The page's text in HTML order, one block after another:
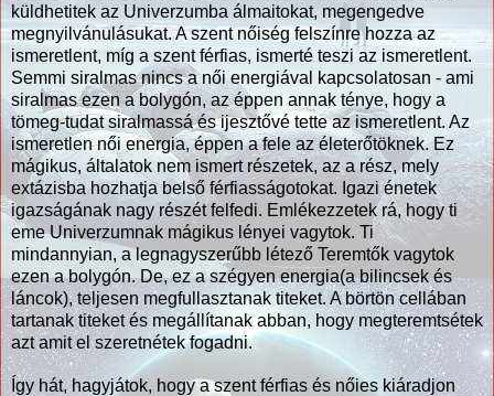
küldhetitek az Univerzumba álmaitokat, megengedve
megnyilvánulásukat. A szent nőiség felszínre hozza az
ismeretlent, míg a szent férfias, ismerté teszi az ismeretlent.
Semmi siralmas nincs a női energiával kapcsolatosan - ami
siralmas ezen a bolygón, az éppen annak ténye, hogy a
tömeg-tudat siralmassá és ijesztővé tette az ismeretlent. Az
ismeretlen női energia, éppen a fele az életerőtöknek. Ez
mágikus, általatok nem ismert részetek, az a rész, mely
extázisba hozhatja belső férfiasságotokat. Igazi énetek
igazságának nagy részét felfedi. Emlékezzetek rá, hogy ti
eme Univerzumnak mágikus lényei vagytok. Ti
mindannyian, a legnagyszerűbb létező Teremtők vagytok
ezen a bolygón. De, ez a szégyen energia(a bilincsek és
láncok), teljesen megfullasztanak titeket. A börtön cellában
tartanak titeket és megállítanak abban, hogy megteremtsétek
azt amit el szeretnétek fogadni.
Így hát, hagyjátok, hogy a szent férfias és nőies kiáradjon